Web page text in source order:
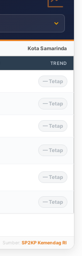
Kota Samarinda
TREND
— Tetap
— Tetap
— Tetap
— Tetap
— Tetap
— Tetap
Sumber: SP2KP Kemendag RI